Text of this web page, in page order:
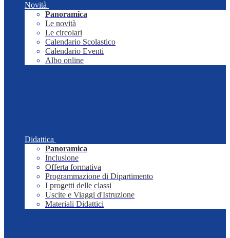
Novità
Panoramica
Le novità
Le circolari
Calendario Scolastico
Calendario Eventi
Albo online
Didattica
Panoramica
Inclusione
Offerta formativa
Programmazione di Dipartimento
I progetti delle classi
Uscite e Viaggi d'Istruzione
Materiali Didattici